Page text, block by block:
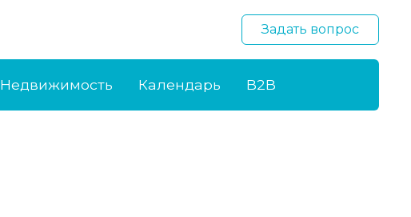
Задать вопрос
Недвижимость Календарь B2B